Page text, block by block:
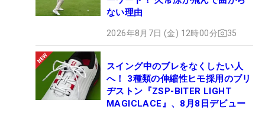
ない理由
2026年8月7日 (金) 12時00分 35
スイング中のブレをなくしたい人
へ！ 3種類の伸縮性ヒモ採用のブリ
ヂストン『ZSP-BITER LIGHT
MAGICLACE』、8月8日デビュー